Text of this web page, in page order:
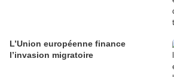
L’Union européenne finance
l’invasion migratoire